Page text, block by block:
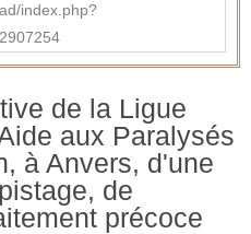
index.php?
de la Ligue
aux Paralysés
à Anvers, d'une
de
précoce